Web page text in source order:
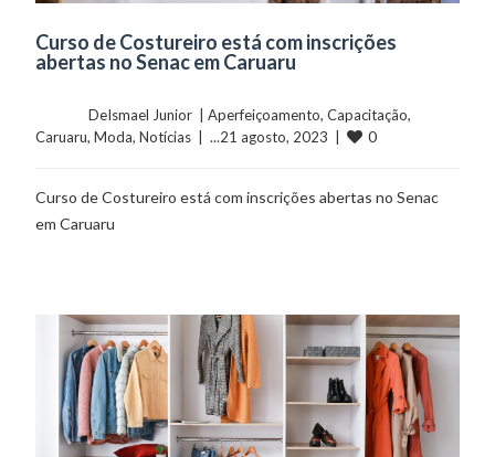
Curso de Costureiro está com inscrições
abertas no Senac em Caruaru
	    	DeIsmael Junior  |
Aperfeiçoamento, Capacitação
Caruaru, Moda, Notícias
  |  ...21 agosto, 2023  |
0
Curso de Costureiro está com inscrições abertas no Senac
em Caruaru